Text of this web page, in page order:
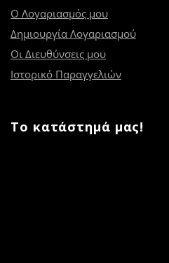
Ο Λογαριασμός μου
Δημιουργία Λογαριασμού
Οι Διευθύνσεις μου
Ιστορικό Παραγγελιών
Το κατάστημά μας!